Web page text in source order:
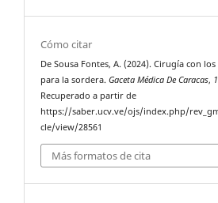
Cómo citar
De Sousa Fontes, A. (2024). Cirugía con
para la sordera.Gaceta Médica De Caracas,
Recuperado a partir de
https://saber.ucv.ve/ojs/index.php/
cle/view/28561
Más formatos de cita